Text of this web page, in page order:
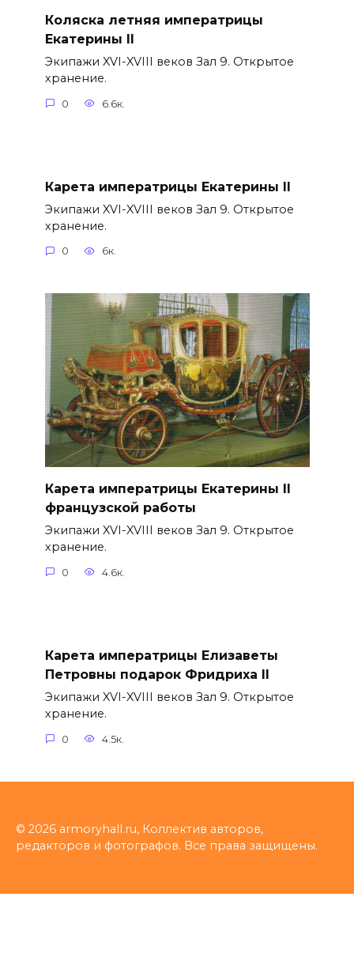
Коляска летняя императрицы
Екатерины II
Экипажи XVI-XVIII веков Зал 9. Открытое
хранение.
0 6.6к.
Карета императрицы Екатерины II
Экипажи XVI-XVIII веков Зал 9. Открытое
хранение.
0 6к.
Карета императрицы Екатерины II
французской работы
Экипажи XVI-XVIII веков Зал 9. Открытое
хранение.
0 4.6к.
Карета императрицы Елизаветы
Петровны подарок Фридриха II
Экипажи XVI-XVIII веков Зал 9. Открытое
хранение.
0 4.5к.
© 2026 armoryhall.ru, Коллектив авторов,
редакторов и фотографов. Все права защищены.